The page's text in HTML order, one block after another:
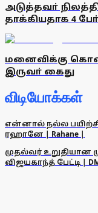
அடுத்தவா்
தாக்கியதாக 4
மனைவிக்கு
இருவா் கைது
விடியோக்கள்
என்னால் நல்ல
ரஹானே | Rahane |
முதல்வர் உறுதியான
விஜயகாந்த் பேட்டி |